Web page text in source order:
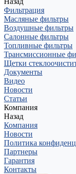
Фильтрация
Масляные фильтры
Воздушные фильтры
Салонные фильтры
Топливные фильтры
Трансмиссионные
Щетки
Документы
Видео
Новости
Статьи
Компания
Назад
Компания
Новости
Политика
Партнеры
Гарантия
Контакты